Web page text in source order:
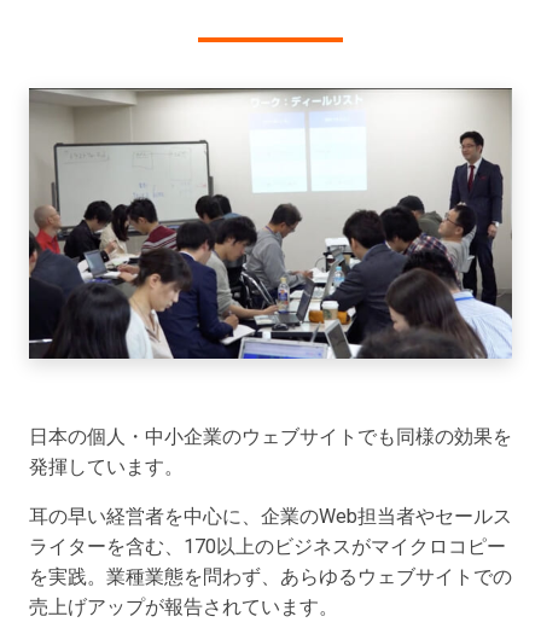
日本の個人・中小企業のウェブサイトでも同様の効果を
発揮しています。
耳の早い経営者を中心に、企業のWeb担当者やセールス
ライターを含む、170以上のビジネスがマイクロコピー
を実践。業種業態を問わず、あらゆるウェブサイトでの
売上げアップが報告されています。